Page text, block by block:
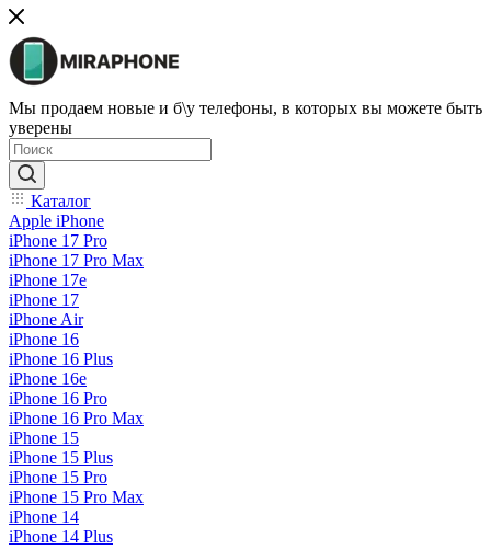
Мы продаем новые и б\у телефоны, в которых вы можете быть
уверены
Каталог
Apple iPhone
iPhone 17 Pro
iPhone 17 Pro Max
iPhone 17e
iPhone 17
iPhone Air
iPhone 16
iPhone 16 Plus
iPhone 16e
iPhone 16 Pro
iPhone 16 Pro Max
iPhone 15
iPhone 15 Plus
iPhone 15 Pro
iPhone 15 Pro Max
iPhone 14
iPhone 14 Plus